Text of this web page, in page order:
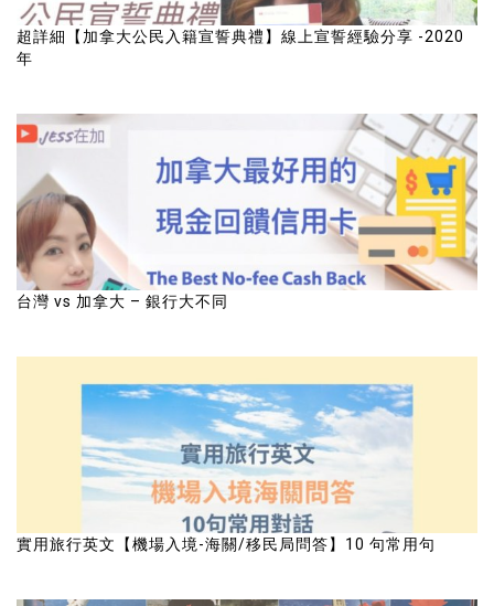
超詳細【加拿大公民入籍宣誓典禮】線上宣誓經驗分享 -2020
年
台灣 vs 加拿大 – 銀行大不同
實用旅行英文【機場入境-海關/移民局問答】10 句常用句